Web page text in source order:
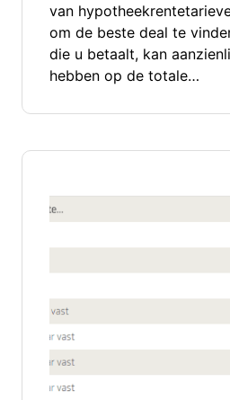
van
om de beste deal te
die u betaalt, kan
hebben op de totale…